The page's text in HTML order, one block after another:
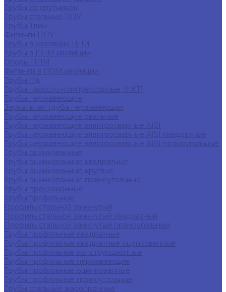
Трубы со спутником
Трубы стальные ППУ
Трубы Твин
Фитинги ППУ
Трубы в изоляции ЦПИ
Трубы в ППМ изоляции
Опоры ППМ
Фитинги в ППМ изоляции
Трубы г/д
Трубы насосно-компрессорные (НКТ)
Трубы нержавеющие
Зеркальная труба нержавеющая
Трубы нержавеющие овальные
Трубы нержавеющие электросварные AISI
Трубы нержавеющие электросварные AISI квадратные
Трубы нержавеющие электросварные AISI прямоугольные
Трубы оцинкованные
Трубы оцинкованные квадратные
Трубы оцинкованные круглые
Трубы оцинкованные прямоугольные
Трубы прецизионные
Трубы профильные
Профиль стальной замкнутый
Профиль стальной замкнутый квадратный
Профиль стальной замкнутый прямоугольный
Трубы профильные квадратные
Трубы профильные квадратные оцинкованные
Трубы профильные конструкционные
Трубы профильные нержавеющие
Трубы профильные оцинкованные
Трубы профильные прямоугольные
Трубы стальные жаропрочные